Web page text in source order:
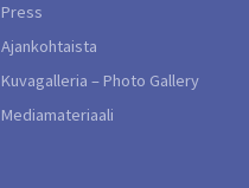
Press
Ajankohtaista
Kuvagalleria – Photo Gallery
Mediamateriaali